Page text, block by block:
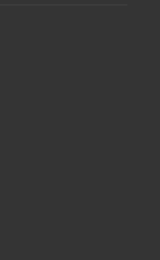
65